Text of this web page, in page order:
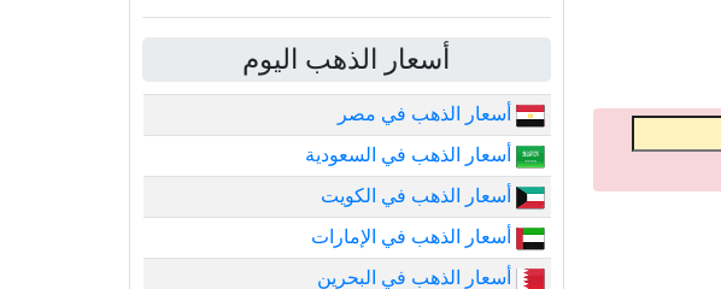
أسعار الذهب اليوم
أسعار الذهب في مصر
أسعار الذهب في السعودية
أسعار الذهب في الكويت
أسعار الذهب في الإمارات
أسعار الذهب في البحرين